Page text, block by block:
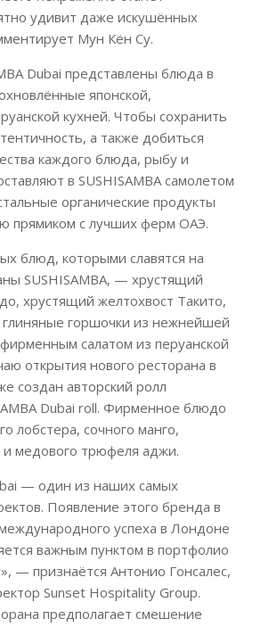
удивит даже искушённых
Мун Кён Су.
Dubai представлены блюда в
японской,
кухней. Чтобы сохранить
а также добиться
каждого блюда, рыбу и
в SUSHISAMBA самолетом
органические продукты
прямиком с лучших ферм ОАЭ.
блюд, которыми славятся на
SUSHISAMBA, — хрустящий
хрустящий желтохвост Такито,
глиняные горшочки из нежнейшей
салатом из перуанской
открытия нового ресторана в
создан авторский ролл
Dubai roll. Фирменное блюдо
лобстера, сочного манго,
и медового трюфеля аджи.
— один из наших самых
Появление этого бренда в
успеха в Лондоне
важным пунктом в портфолио
— признаётся Антонио Гонсалес,
Sunset Hospitality Group.
предполагает смешение